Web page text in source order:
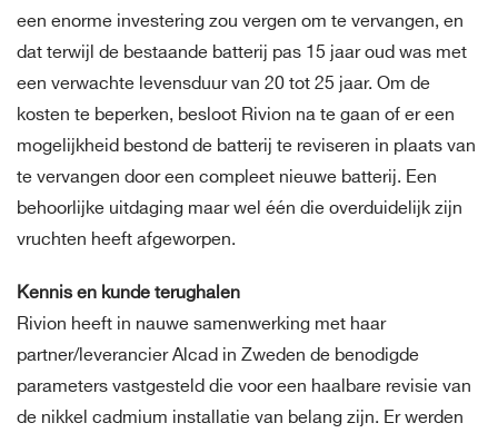
een enorme investering zou vergen om te vervangen, en
dat terwijl de bestaande batterij pas 15 jaar oud was met
een verwachte levensduur van 20 tot 25 jaar. Om de
kosten te beperken, besloot Rivion na te gaan of er een
mogelijkheid bestond de batterij te reviseren in plaats van
te vervangen door een compleet nieuwe batterij. Een
behoorlijke uitdaging maar wel één die overduidelijk zijn
vruchten heeft afgeworpen.
Kennis en kunde terughalen
Rivion heeft in nauwe samenwerking met haar
partner/leverancier Alcad in Zweden de benodigde
parameters vastgesteld die voor een haalbare revisie van
de nikkel cadmium installatie van belang zijn. Er werden